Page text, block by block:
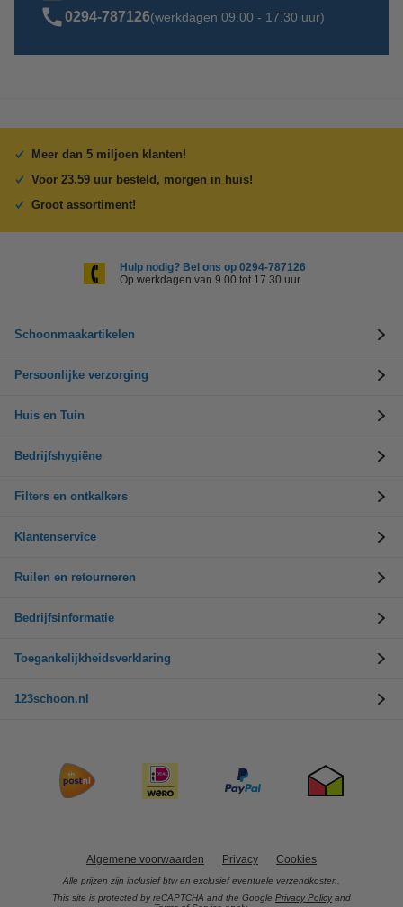
0294-787126(werkdagen 09.00 - 17.30 uur)
Meer dan 5 miljoen klanten!
Voor 23.59 uur besteld, morgen in huis!
Groot assortiment!
Hulp nodig? Bel ons op 0294-787126
Op werkdagen van 9.00 tot 17.30 uur
Schoonmaakartikelen
Persoonlijke verzorging
Huis en Tuin
Bedrijfshygiëne
Filters en ontkalkers
Klantenservice
Ruilen en retourneren
Bedrijfsinformatie
Toegankelijkheidsverklaring
123schoon.nl
Algemene voorwaarden Privacy Cookies
Alle prijzen zijn inclusief btw en exclusief eventuele verzendkosten.
This site is protected by reCAPTCHA and the Google Privacy Policy and